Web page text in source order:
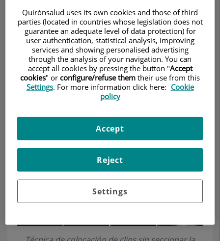
Hiperhidrosis palmar y
axilar
Aplicación de clips sin seccionar el
simpático
La demostración de que interrumpiendo el
simpático con la colocación de clips se obtienen
la posibilidad de retirarlos si se presenta una
sudoración compensadora severa, nos ha hecho
introducir esta técnica en nuestra práctica diaria.
Quirónsalud uses its own cookies and those of third
parties (located in countries whose legislation does not
guarantee an adequate level of data protection) for
user authentication, statistical analysis, improving
services and showing personalised advertising
through the analysis of your navigation. You can
accept all cookies by pressing the button "Accept
cookies" or configure/refuse them their use from this
Settings. For more information click here: Cookie
policy
Settings
Reject
Accept